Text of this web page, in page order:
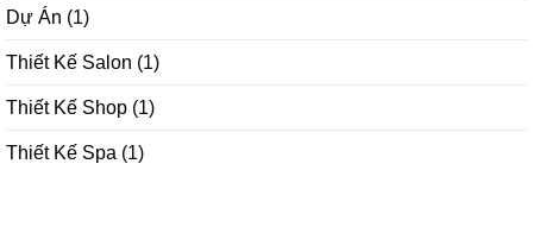
Dự Án (1)
Thiết Kế Salon (1)
Thiết Kế Shop (1)
Thiết Kế Spa (1)